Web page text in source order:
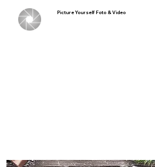
Picture Yourself Foto & Video